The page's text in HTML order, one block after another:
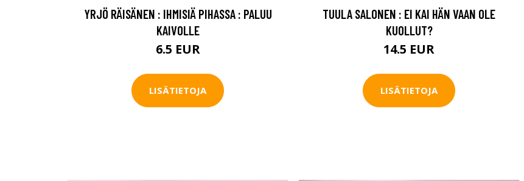
YRJÖ RÄISÄNEN : IHMISIÄ PIHASSA : PALUU
KAIVOLLE
6.5 EUR
LISÄTIETOJA
TUULA SALONEN : EI KAI HÄN VAAN OLE
KUOLLUT?
14.5 EUR
LISÄTIETOJA